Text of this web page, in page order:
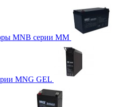
MNB серии MM
MNG GEL